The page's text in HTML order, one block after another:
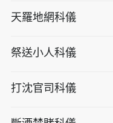
天羅地網科儀
祭送小人科儀
打沈官司科儀